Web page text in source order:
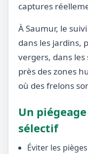
captures
À Saumur, le
dans les jardins,
vergers, dans
près des zones
où des frelons
Un
sélectif
Éviter les